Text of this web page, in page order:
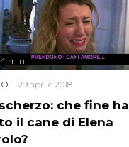
che fine ha
il cane di Elena
min
29 aprile 2018